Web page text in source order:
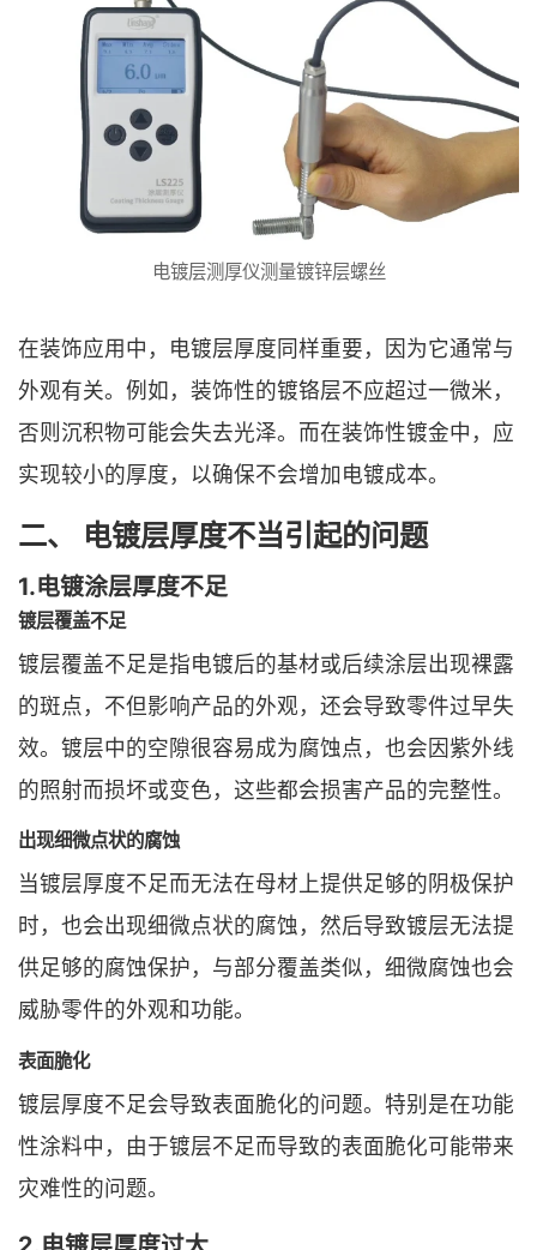
电镀层测厚仪测量镀锌层螺丝
在装饰应用中，电镀层厚度同样重要，因为它通常与
外观有关。例如，装饰性的镀铬层不应超过一微米，
否则沉积物可能会失去光泽。而在装饰性镀金中，应
实现较小的厚度，以确保不会增加电镀成本。
二、 电镀层厚度不当引起的问题
1.电镀涂层厚度不足
镀层覆盖不足
镀层覆盖不足是指电镀后的基材或后续涂层出现裸露
的斑点，不但影响产品的外观，还会导致零件过早失
效。镀层中的空隙很容易成为腐蚀点，也会因紫外线
的照射而损坏或变色，这些都会损害产品的完整性。
出现细微点状的腐蚀
当镀层厚度不足而无法在母材上提供足够的阴极保护
时，也会出现细微点状的腐蚀，然后导致镀层无法提
供足够的腐蚀保护，与部分覆盖类似，细微腐蚀也会
威胁零件的外观和功能。
表面脆化
镀层厚度不足会导致表面脆化的问题。特别是在功能
性涂料中，由于镀层不足而导致的表面脆化可能带来
灾难性的问题。